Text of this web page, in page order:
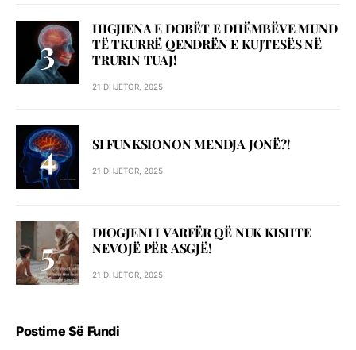
HIGJIENA E DOBËT E DHËMBËVE MUND
TË TKURRË QENDRËN E KUJTESËS NË
TRURIN TUAJ!
21 DHJETOR, 2025
SI FUNKSIONON MENDJA JONË?!
21 DHJETOR, 2025
DIOGJENI I VARFËR QË NUK KISHTE
NEVOJË PËR ASGJË!
21 DHJETOR, 2025
Postime Së Fundi